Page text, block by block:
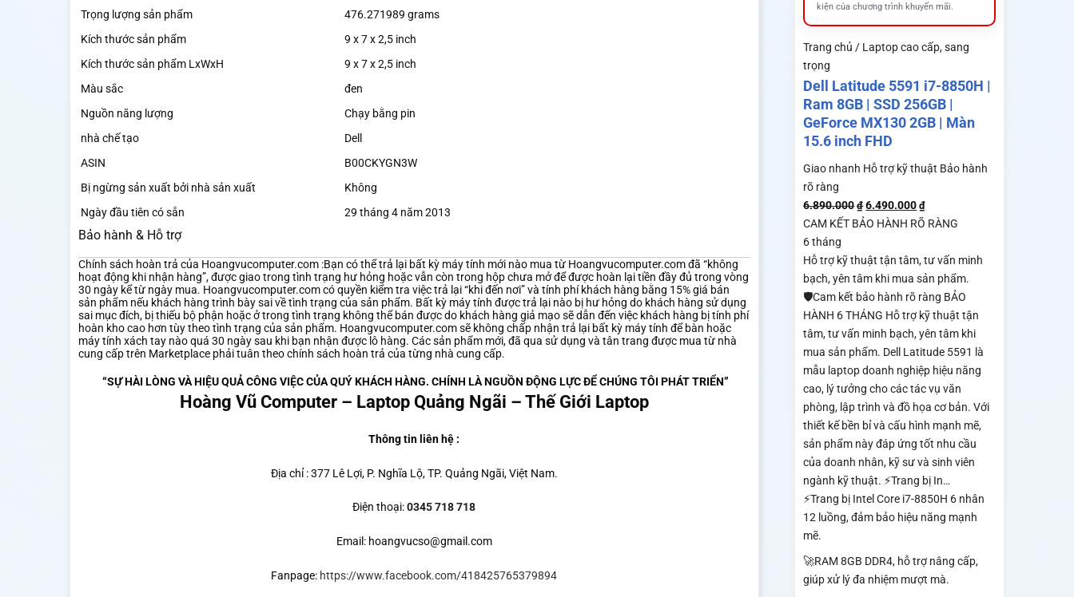
kiện của chương trình khuyến mãi.
Trang chủ / Laptop cao cấp, sang
trọng
Dell Latitude 5591 i7-8850H |
Ram 8GB | SSD 256GB |
GeForce MX130 2GB | Màn
15.6 inch FHD
Giao nhanh Hỗ trợ kỹ thuật Bảo hành
rõ ràng
6.890.000 ₫ 6.490.000 ₫
CAM KẾT BẢO HÀNH RÕ RÀNG
6 tháng
Hỗ trợ kỹ thuật tận tâm, tư vấn minh
bạch, yên tâm khi mua sản phẩm.
🛡️Cam kết bảo hành rõ ràng BẢO
HÀNH 6 THÁNG Hỗ trợ kỹ thuật tận
tâm, tư vấn minh bạch, yên tâm khi
mua sản phẩm. Dell Latitude 5591 là
mẫu laptop doanh nghiệp hiệu năng
cao, lý tưởng cho các tác vụ văn
phòng, lập trình và đồ họa cơ bản. Với
thiết kế bền bỉ và cấu hình mạnh mẽ,
sản phẩm này đáp ứng tốt nhu cầu
của doanh nhân, kỹ sư và sinh viên
ngành kỹ thuật. ⚡Trang bị In…
⚡Trang bị Intel Core i7-8850H 6 nhân
12 luồng, đảm bảo hiệu năng mạnh
mẽ.
🚀RAM 8GB DDR4, hỗ trợ nâng cấp,
giúp xử lý đa nhiệm mượt mà.
Trọng lượng sản phẩm
‎476.271989 grams
Kích thước sản phẩm
‎9 x 7 x 2,5 inch
Kích thước sản phẩm LxWxH
‎9 x 7 x 2,5 inch
Màu sắc
đen
Nguồn năng lượng
‎Chạy bằng pin
nhà chế tạo
‎Dell
ASIN
‎B00CKYGN3W
Bị ngừng sản xuất bởi nhà sản xuất
‎Không
Ngày đầu tiên có sẵn
‎29 tháng 4 năm 2013
Bảo hành & Hỗ trợ
Chính sách hoàn trả của Hoangvucomputer.com :Bạn có thể trả lại bất kỳ máy tính mới nào mua từ Hoangvucomputer.com đã “không
hoạt động khi nhận hàng”, được giao trong tình trạng hư hỏng hoặc vẫn còn trong hộp chưa mở để được hoàn lại tiền đầy đủ trong vòng
30 ngày kể từ ngày mua. Hoangvucomputer.com có ​​quyền kiểm tra việc trả lại “khi đến nơi” và tính phí khách hàng bằng 15% giá bán
sản phẩm nếu khách hàng trình bày sai về tình trạng của sản phẩm. Bất kỳ máy tính được trả lại nào bị hư hỏng do khách hàng sử dụng
sai mục đích, bị thiếu bộ phận hoặc ở trong tình trạng không thể bán được do khách hàng giả mạo sẽ dẫn đến việc khách hàng bị tính phí
hoàn kho cao hơn tùy theo tình trạng của sản phẩm. Hoangvucomputer.com sẽ không chấp nhận trả lại bất kỳ máy tính để bàn hoặc
máy tính xách tay nào quá 30 ngày sau khi bạn nhận được lô hàng. Các sản phẩm mới, đã qua sử dụng và tân trang được mua từ nhà
cung cấp trên Marketplace phải tuân theo chính sách hoàn trả của từng nhà cung cấp.
“SỰ HÀI LÒNG VÀ HIỆU QUẢ CÔNG VIỆC CỦA QUÝ KHÁCH HÀNG. CHÍNH LÀ NGUỒN ĐỘNG LỰC ĐỂ CHÚNG TÔI PHÁT TRIỂN”
Hoàng Vũ Computer – Laptop Quảng Ngãi – Thế Giới Laptop
Thông tin liên hệ :
Địa chỉ : 377 Lê Lợi, P. Nghĩa Lộ, TP. Quảng Ngãi, Việt Nam.
Điện thoại: 0345 718 718
Email: hoangvucso@gmail.com
Fanpage: https://www.facebook.com/418425765379894